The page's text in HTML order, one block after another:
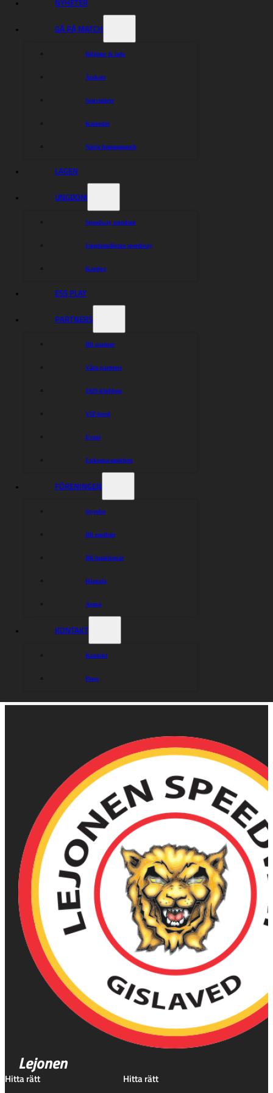
GÅ PÅ MATCH
Biljetter & info
Årskort
Souvenirer
Kalender
Nästa hemmamatch
LAGEN
UNGDOM
Speedway ungdom
Ungdomsförare speedway
Karting
ESS PLAY
PARTNERS
Bli partner
Våra partners
1929-klubben
VIP-bord
Event
Enkrona-matchen
FÖRENINGEN
Styrelse
Bli medlem
Bli funktionär
Historia
Arena
KONTAKT
Kontakt
Press
Lejonen
Hitta rätt Hitta rätt